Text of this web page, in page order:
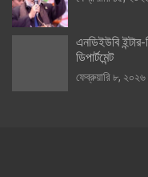
এনডিইউবি ইন্টার-
ডিপার্টমেন্ট
ফেব্রুয়ারি ৮, ২০২৬